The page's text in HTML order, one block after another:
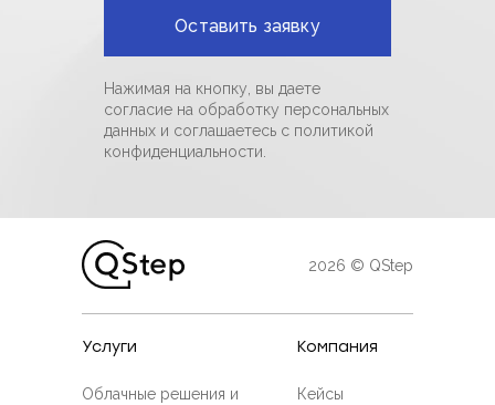
Нажимая на кнопку, вы даете
согласие на обработку персональных
данных и соглашаетесь c политикой
конфиденциальности.
2026 © QStep
Услуги
Облачные решения и
Компания
Кейсы